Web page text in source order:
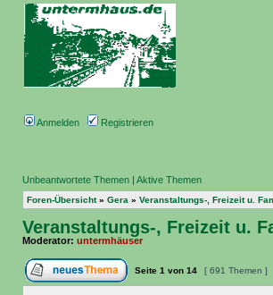
Anmelden Registrieren
Unbeantwortete Themen | Aktive Themen
Foren-Übersicht» Gera » Veranstaltungs-, Freizeit u.
Veranstaltungs-, Freizeit u.
Moderator: untermhäuser
Seite 1 von 14 [ 691 Themen ]